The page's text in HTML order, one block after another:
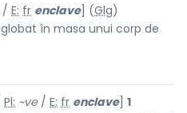
/ E: fr enclave] (Glg)
în masa unui corp de
Pl: ~ve/ E: fr enclave] 1